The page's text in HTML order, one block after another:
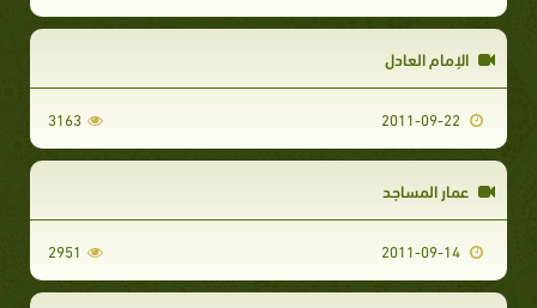
الإمام العادل
3163
عمار المساجد
2951